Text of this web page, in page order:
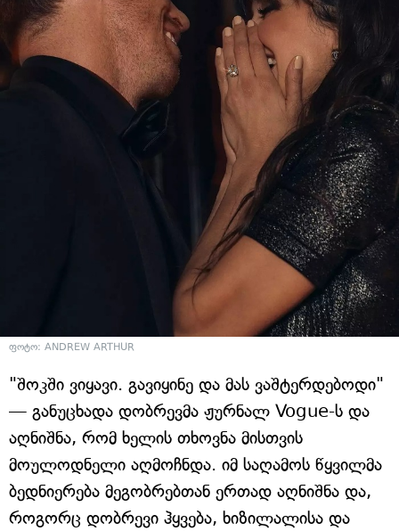
ფოტო: ANDREW ARTHUR
"შოკში ვიყავი. გავიყინე და მას ვაშტერდებოდი"
— განუცხადა დობრევმა ჟურნალ Vogue-ს და
აღნიშნა, რომ ხელის თხოვნა მისთვის
მოულოდნელი აღმოჩნდა. იმ საღამოს წყვილმა
ბედნიერება მეგობრებთან ერთად აღნიშნა და,
როგორც დობრევი ჰყვება, ხიზილალისა და